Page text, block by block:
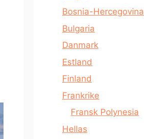
Bosnia-Hercegovina
Bulgaria
Danmark
Estland
Finland
Frankrike
Fransk Polynesia
Hellas